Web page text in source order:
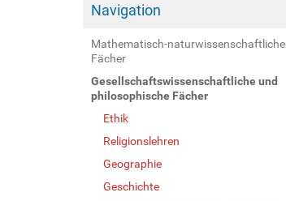
Navigation
Mathematisch-naturwissenschaftliche
Fächer
Gesellschaftswissenschaftliche und
philosophische Fächer
Ethik
Religionslehren
Geographie
Geschichte